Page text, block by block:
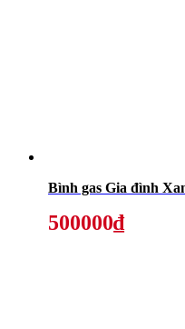
Bình gas Gia đình
500000₫